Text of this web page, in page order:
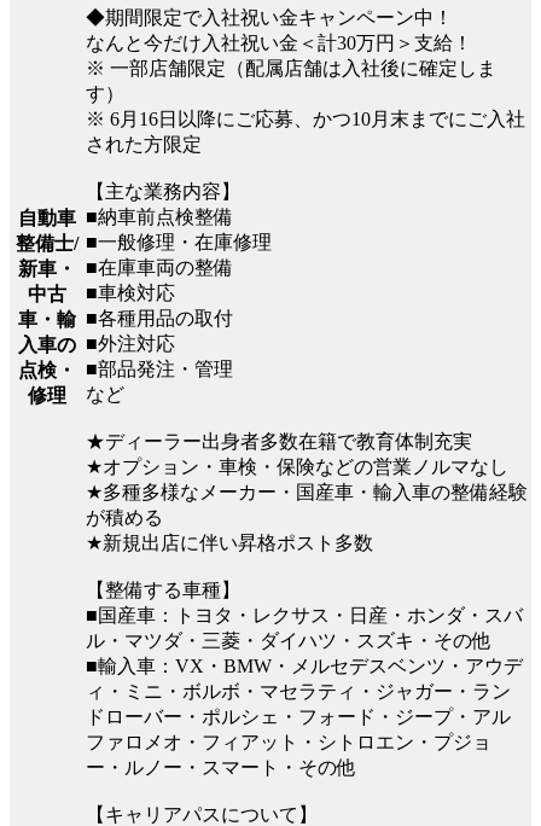
自動車
整備士/
新車・
中古
車・輸
入車の
点検・
修理
◆期間限定で入社祝い金キャンペーン中！
なんと今だけ入社祝い金＜計30万円＞支給！
※ 一部店舗限定（配属店舗は入社後に確定しま
す）
※ 6月16日以降にご応募、かつ10月末までにご入社
された方限定
【主な業務内容】
■納車前点検整備
■一般修理・在庫修理
■在庫車両の整備
■車検対応
■各種用品の取付
■外注対応
■部品発注・管理
など
★ディーラー出身者多数在籍で教育体制充実
★オプション・車検・保険などの営業ノルマなし
★多種多様なメーカー・国産車・輸入車の整備経験
が積める
★新規出店に伴い昇格ポスト多数
【整備する車種】
■国産車：トヨタ・レクサス・日産・ホンダ・スバ
ル・マツダ・三菱・ダイハツ・スズキ・その他
■輸入車：VX・BMW・メルセデスベンツ・アウデ
ィ・ミニ・ボルボ・マセラティ・ジャガー・ラン
ドローバー・ポルシェ・フォード・ジープ・アル
ファロメオ・フィアット・シトロエン・プジョ
ー・ルノー・スマート・その他
【キャリアパスについて】